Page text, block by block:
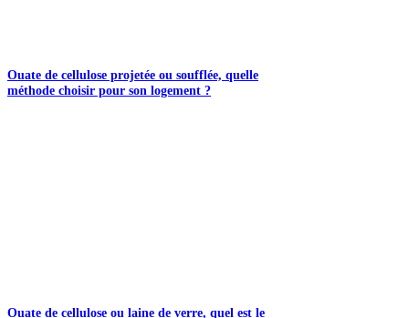
Ouate de cellulose projetée ou soufflée, quelle
méthode choisir pour son logement ?
Ouate de cellulose ou laine de verre, quel est le